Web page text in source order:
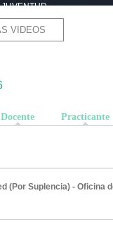
JUVENTUD
VIDEOS
activa)
Docente Practicante
(Por Suplencia) - Oficina